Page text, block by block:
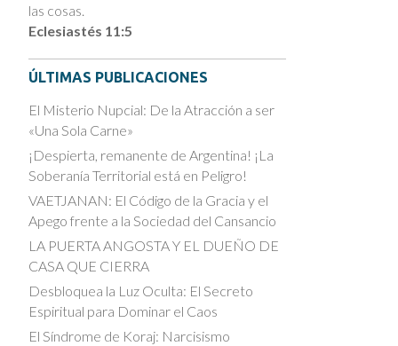
las cosas.
Eclesiastés 11:5
ÚLTIMAS PUBLICACIONES
El Misterio Nupcial: De la Atracción a ser
«Una Sola Carne»
¡Despierta, remanente de Argentina! ¡La
Soberanía Territorial está en Peligro!
VAETJANAN: El Código de la Gracia y el
Apego frente a la Sociedad del Cansancio
LA PUERTA ANGOSTA Y EL DUEÑO DE
CASA QUE CIERRA
Desbloquea la Luz Oculta: El Secreto
Espiritual para Dominar el Caos
El Síndrome de Koraj: Narcisismo